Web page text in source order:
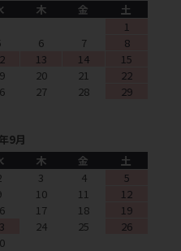
木 金
土
1
6 7
8
13 14
15
20 21
22
27 28
29
9月
木 金
土
3 4
5
10 11
12
17 18
19
24 25
26